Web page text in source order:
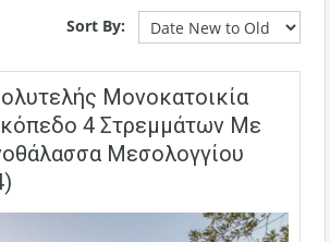
Sort By:
Μονοκατοικία
4 Στρεμμάτων Με
Μεσολογγίου